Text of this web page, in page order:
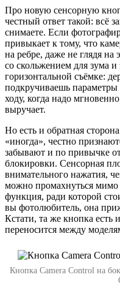
Про новую сенсорную
честный ответ такой: всё
снимаете. Если
привыкает к тому, что
на ребре, даже не глядя
со скольжением для зума
горизонтальной съёмке:
подкручиваешь
ходу, когда надо
выручает.
Но есть и обратная
«иногда», честно
забывают и по привычке
блокировки. Сенсорная
внимательного нажатия,
можно промахнуться мимо
функция, ради которой
вы фотолюбитель, она
Кстати, та же кнопка есть
переносится между
Кнопка Camera Control на